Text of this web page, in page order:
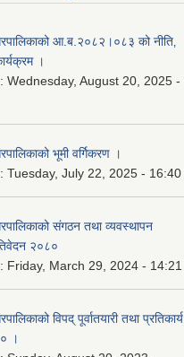
आ.ब.२०८२।०८३ को नीति‚
।
Wednesday, August 20, 2025 -
भूमी वर्गिकरण ।
Tuesday, July 22, 2025 - 16:40
संगठन तथा व्यवस्थापन
२०८०
Friday, March 29, 2024 - 14:21
विपद् पूर्वातयारी तथा प्रतिकार्य
।